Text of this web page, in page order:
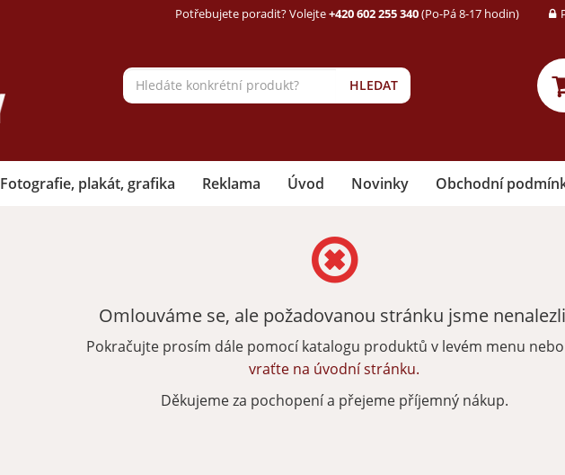
Potřebujete poradit? Volejte+420 602 255 340(Po-Pá 8-17 hodin)
HLEDAT
Fotografie, plakát, grafika Reklama Úvod Novinky Obchodní
Omlouváme se, ale požadovanou stránku jsme
Pokračujte prosím dále pomocí katalogu produktů v levém menu
vraťte na úvodní stránku.
Děkujeme za pochopení a přejeme příjemný nákup.